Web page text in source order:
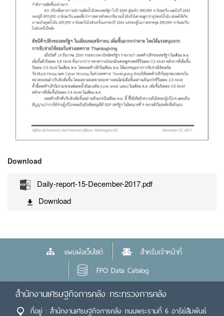
Download
Daily-report-15-December-2017.pdf
Download
แผนผังเว็บไซต์
สำหรับเจ้าหน้าที่
FPO Data Catalog
สำนักงานเศรษฐกิจการคลัง กระทรวงการคลัง
ที่อยู่ : สำนักงานเศรษฐกิจการคลัง ถนนพระรามที่ 6 อารีย์สัมพันธ์